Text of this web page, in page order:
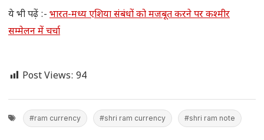
ये भी पढ़ें :- भारत-मध्य एशिया संबंधों को मजबूत करने पर कश्मीर
सम्मेलन में चर्चा
Post Views: 94
#ram currency #shri ram currency #shri ram note